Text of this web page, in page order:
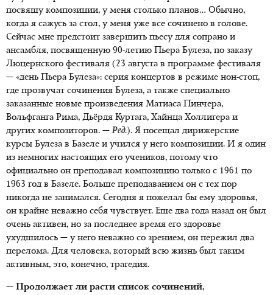
посвящу композиции, у меня столько планов… Обычно,
когда я сажусь за стол, у меня уже все сочинено в голове.
Сейчас мне предстоит завершить пьесу для сопрано и
ансамбля, посвященную 90-летию Пьера Булеза, по заказу
Люцернского фестиваля (23 августа в программе фестиваля
— «день Пьера Булеза»: серия концертов в режиме нон-стоп,
где прозвучат сочинения Булеза, а также специально
заказанные новые произведения Матиаса Пинчера,
Вольфганга Рима, Дьёрдя Куртага, Хайнца Холлигера и
других композиторов. — Ред.). Я посещал дирижерские
курсы Булеза в Базеле и учился у него композиции. И я один
из немногих настоящих его учеников, потому что
официально он преподавал композицию только с 1961 по
1963 год в Базеле. Больше преподаванием он с тех пор
никогда не занимался. Сегодня я пожелал бы ему здоровья,
он крайне неважно себя чувствует. Еще два года назад он был
очень активен, но за последнее время его здоровье
ухудшилось — у него неважно со зрением, он пережил два
перелома. Для человека, который всю жизнь был таким
активным, это, конечно, трагедия.
— Продолжает ли расти список сочинений,